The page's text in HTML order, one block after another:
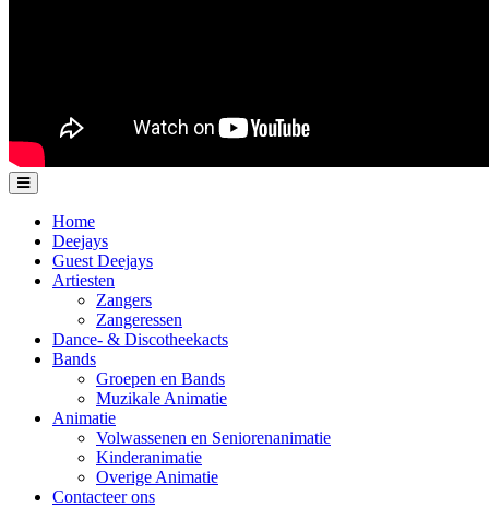
Home
Deejays
Guest Deejays
Artiesten
Zangers
Zangeressen
Dance- & Discotheekacts
Bands
Groepen en Bands
Muzikale Animatie
Animatie
Volwassenen en Seniorenanimatie
Kinderanimatie
Overige Animatie
Contacteer ons